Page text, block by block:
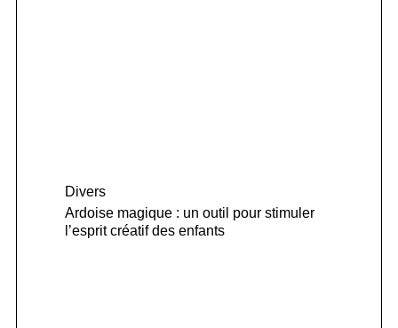
Divers
Ardoise magique : un outil pour stimuler
l’esprit créatif des enfants